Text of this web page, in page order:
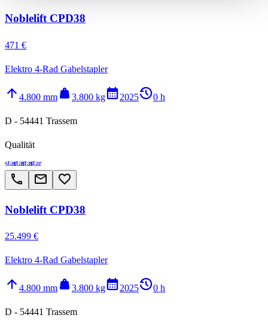
Noblelift CPD38
471 €
Elektro 4-Rad Gabelstapler
arrow_upward 4.800 mm weight 3.800 kgcalendar_month2025history_20 h
D - 54441 Trassem
Qualität
starstarstarstar
call email favorite_border
Noblelift CPD38
25.499 €
Elektro 4-Rad Gabelstapler
arrow_upward 4.800 mm weight 3.800 kgcalendar_month2025history_20 h
D - 54441 Trassem